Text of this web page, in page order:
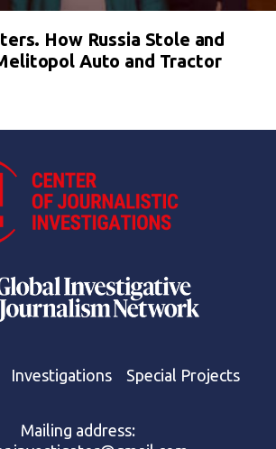
How Russia Stole and
Auto and Tractor
Investigations Special Projects
Mailing address: